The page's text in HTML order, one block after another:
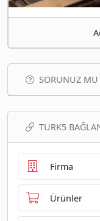
SORUNUZ MU
TURK5
Firma
Ürünler